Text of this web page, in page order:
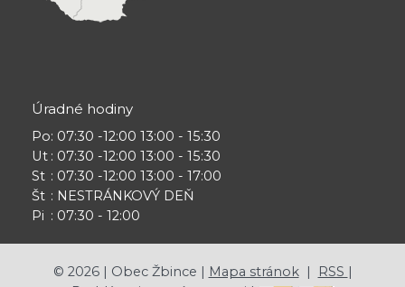
Úradné hodiny
Po
Ut
St
Št
Pi
: 07:30 -12:00 13:00 - 15:30
: 07:30 -12:00 13:00 - 15:30
: 07:30 -12:00 13:00 - 17:00
: NESTRÁNKOVÝ DEŇ
: 07:30 - 12:00
© 2026| Obec Žbince | Mapa stránok| RSS |